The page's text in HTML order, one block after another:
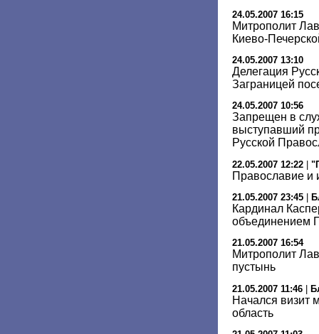
24.05.2007 16:15
Митрополит
Киево-
24.05.2007 13:10
Делегация
Заграницей
24.05.2007 10:56
Запрещен в
выступавший
Русской
22.05.2007 12:22 |
Православие и
21.05.2007 23:45
Кардинал
21.05.2007 16:54
Митрополит
пустынь
21.05.2007 11:46 |
Начался визит
область